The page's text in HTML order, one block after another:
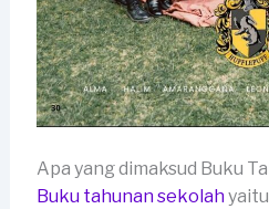
Apa yang dimaksud Buku
Buku tahunan sekolahyaitu